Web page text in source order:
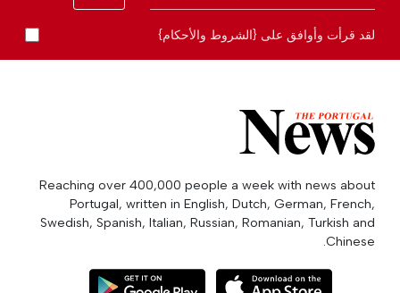
لقد قرأت وأوافق على {الشروط والأحكام}
Reaching over 400,000 people a week with news about
Portugal, written in English, Dutch, German, French,
Swedish, Spanish, Italian, Russian, Romanian, Turkish and
Chinese.